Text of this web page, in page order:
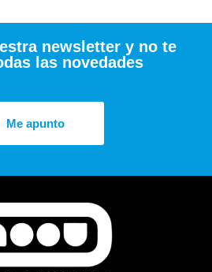
newsletter y no te
las novedades
Me apunto